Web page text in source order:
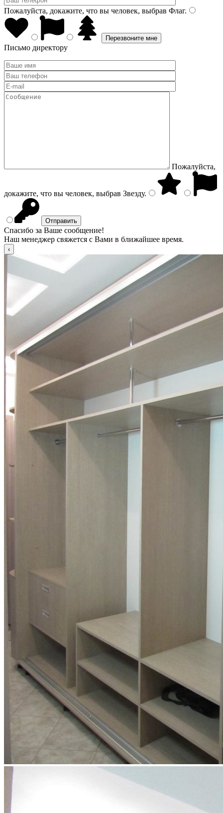
Пожалуйста, докажите, что вы человек, выбрав Флаг.
Письмо директору
Пожалуйста,
докажите, что вы человек, выбрав Звезду.
Спасибо за Ваше сообщение!
Наш менеджер свяжется с Вами в ближайшее время.